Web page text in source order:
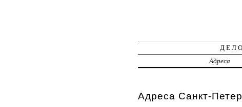
Адреса
Адреса Санкт-